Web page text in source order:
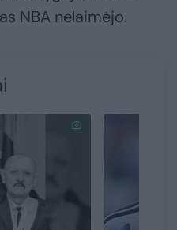
NBA nelaimėjo.